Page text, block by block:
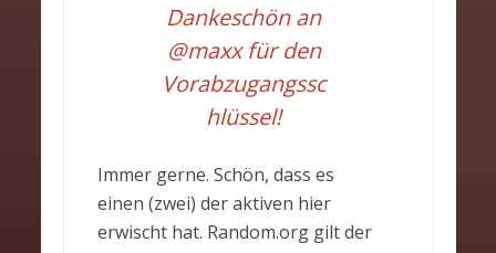
Dankeschön an
@maxx für den
Vorabzugangssc
hlüssel!
Immer gerne. Schön, dass es
einen (zwei) der aktiven hier
erwischt hat. Random.org gilt der